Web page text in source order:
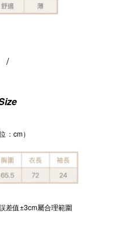
/
：cm）
差值±3cm屬合理範圍